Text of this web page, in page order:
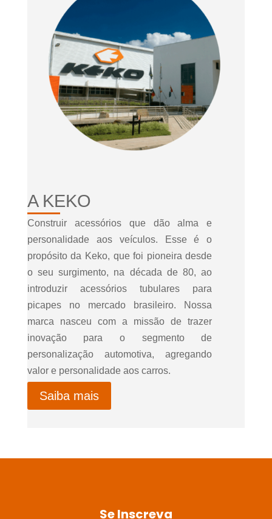
A KEKO
Construir acessórios que dão alma e
personalidade aos veículos. Esse é o
propósito da Keko, que foi pioneira desde
o seu surgimento, na década de 80, ao
introduzir acessórios tubulares para
picapes no mercado brasileiro. Nossa
marca nasceu com a missão de trazer
inovação para o segmento de
personalização automotiva, agregando
valor e personalidade aos carros.
Saiba mais
Se Inscreva